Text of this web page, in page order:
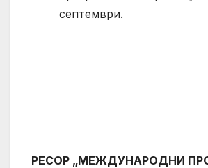
септември.
РЕСОР „МЕЖДУНАРОДНИ